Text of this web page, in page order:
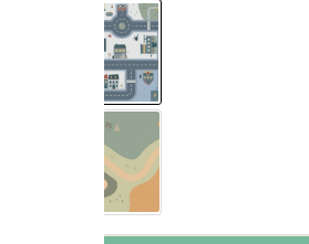
Småstraat
Spielwiese